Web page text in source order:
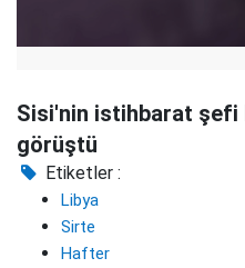
Sisi'nin istihbarat şefi
görüştü
Etiketler :
Libya
Sirte
Hafter